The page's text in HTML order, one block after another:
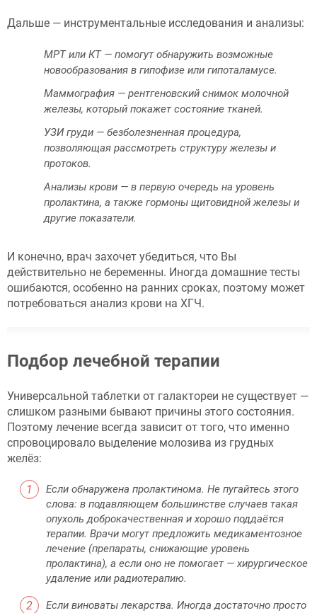
Дальше — инструментальные исследования и анализы:
МРТ или КТ — помогут обнаружить возможные
новообразования в гипофизе или гипоталамусе.
Маммография — рентгеновский снимок молочной
железы, который покажет состояние тканей.
УЗИ груди — безболезненная процедура,
позволяющая рассмотреть структуру железы и
протоков.
Анализы крови — в первую очередь на уровень
пролактина, а также гормоны щитовидной железы и
другие показатели.
И конечно, врач захочет убедиться, что Вы
действительно не беременны. Иногда домашние тесты
ошибаются, особенно на ранних сроках, поэтому может
потребоваться анализ крови на ХГЧ.
Подбор лечебной терапии
Универсальной таблетки от галактореи не существует —
слишком разными бывают причины этого состояния.
Поэтому лечение всегда зависит от того, что именно
спровоцировало выделение молозива из грудных
желёз:
Если обнаружена пролактинома. Не пугайтесь этого
слова: в подавляющем большинстве случаев такая
опухоль доброкачественная и хорошо поддаётся
терапии. Врачи могут предложить медикаментозное
лечение (препараты, снижающие уровень
пролактина), а если оно не помогает — хирургическое
удаление или радиотерапию.
Если виноваты лекарства. Иногда достаточно просто